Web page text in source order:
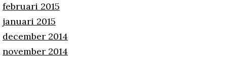
februari 2015
januari 2015
december 2014
november 2014